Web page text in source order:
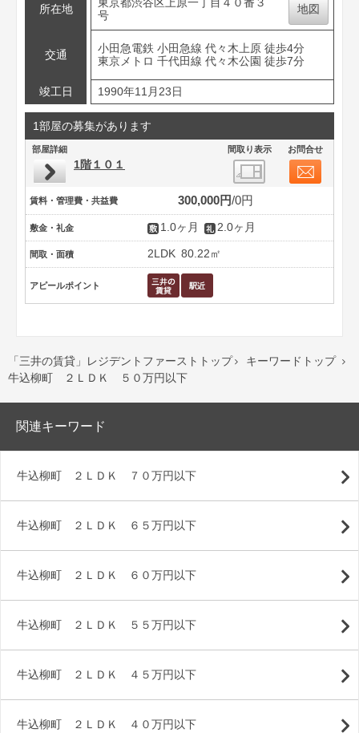
所在地
東京都渋谷区上原一丁目４０番３
号
地図
交通
小田急電鉄 小田急線 代々木上原 徒歩4分
東京メトロ 千代田線 代々木公園 徒歩7分
竣工日 1990年11月23日
1部屋の募集があります
部屋詳細 間取り表示 お問合せ
1階１０１
賃料・管理費・共益費 300,000円 0円
敷金・礼金 1.0ヶ月 2.0ヶ月
間取・面積 2LDK 80.22㎡
アピールポイント
「三井の賃貸」レジデントファーストトップ  キーワードトップ 
牛込柳町 ２ＬＤＫ ５０万円以下
関連キーワード
牛込柳町 ２ＬＤＫ ７０万円以下
牛込柳町 ２ＬＤＫ ６５万円以下
牛込柳町 ２ＬＤＫ ６０万円以下
牛込柳町 ２ＬＤＫ ５５万円以下
牛込柳町 ２ＬＤＫ ４５万円以下
牛込柳町 ２ＬＤＫ ４０万円以下